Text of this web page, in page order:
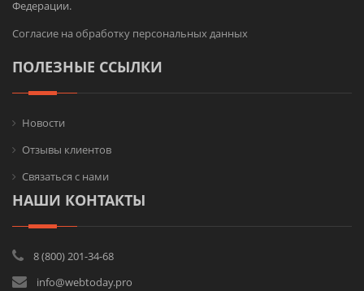
Федерации.
Согласие на обработку персональных данных
ПОЛЕЗНЫЕ ССЫЛКИ
Новости
Отзывы клиентов
Связаться с нами
НАШИ КОНТАКТЫ
8 (800) 201-34-68
info@webtoday.pro